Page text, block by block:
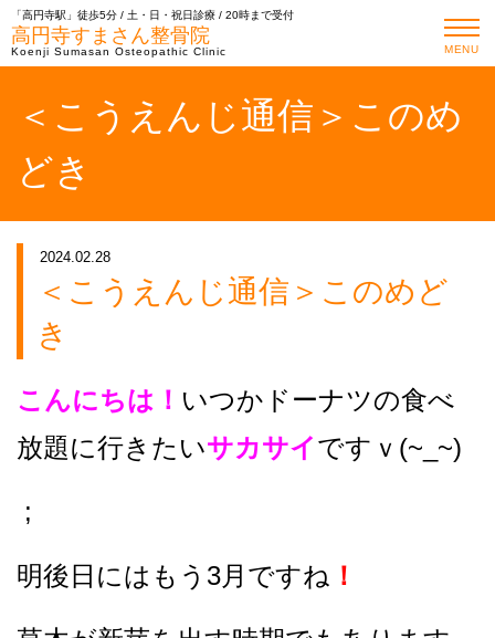
「高円寺駅」徒歩5分 / 土・日・祝日診療 / 20時まで受付
高円寺すまさん整骨院
Koenji Sumasan Osteopathic Clinic MENU
＜こうえんじ通信＞このめ
どき
2024.02.28
＜こうえんじ通信＞このめど
き
こんにちは！ いつかドーナツの食べ
放題に行きたいサカサイですｖ(~_~)
;
明後日にはもう3月ですね ！